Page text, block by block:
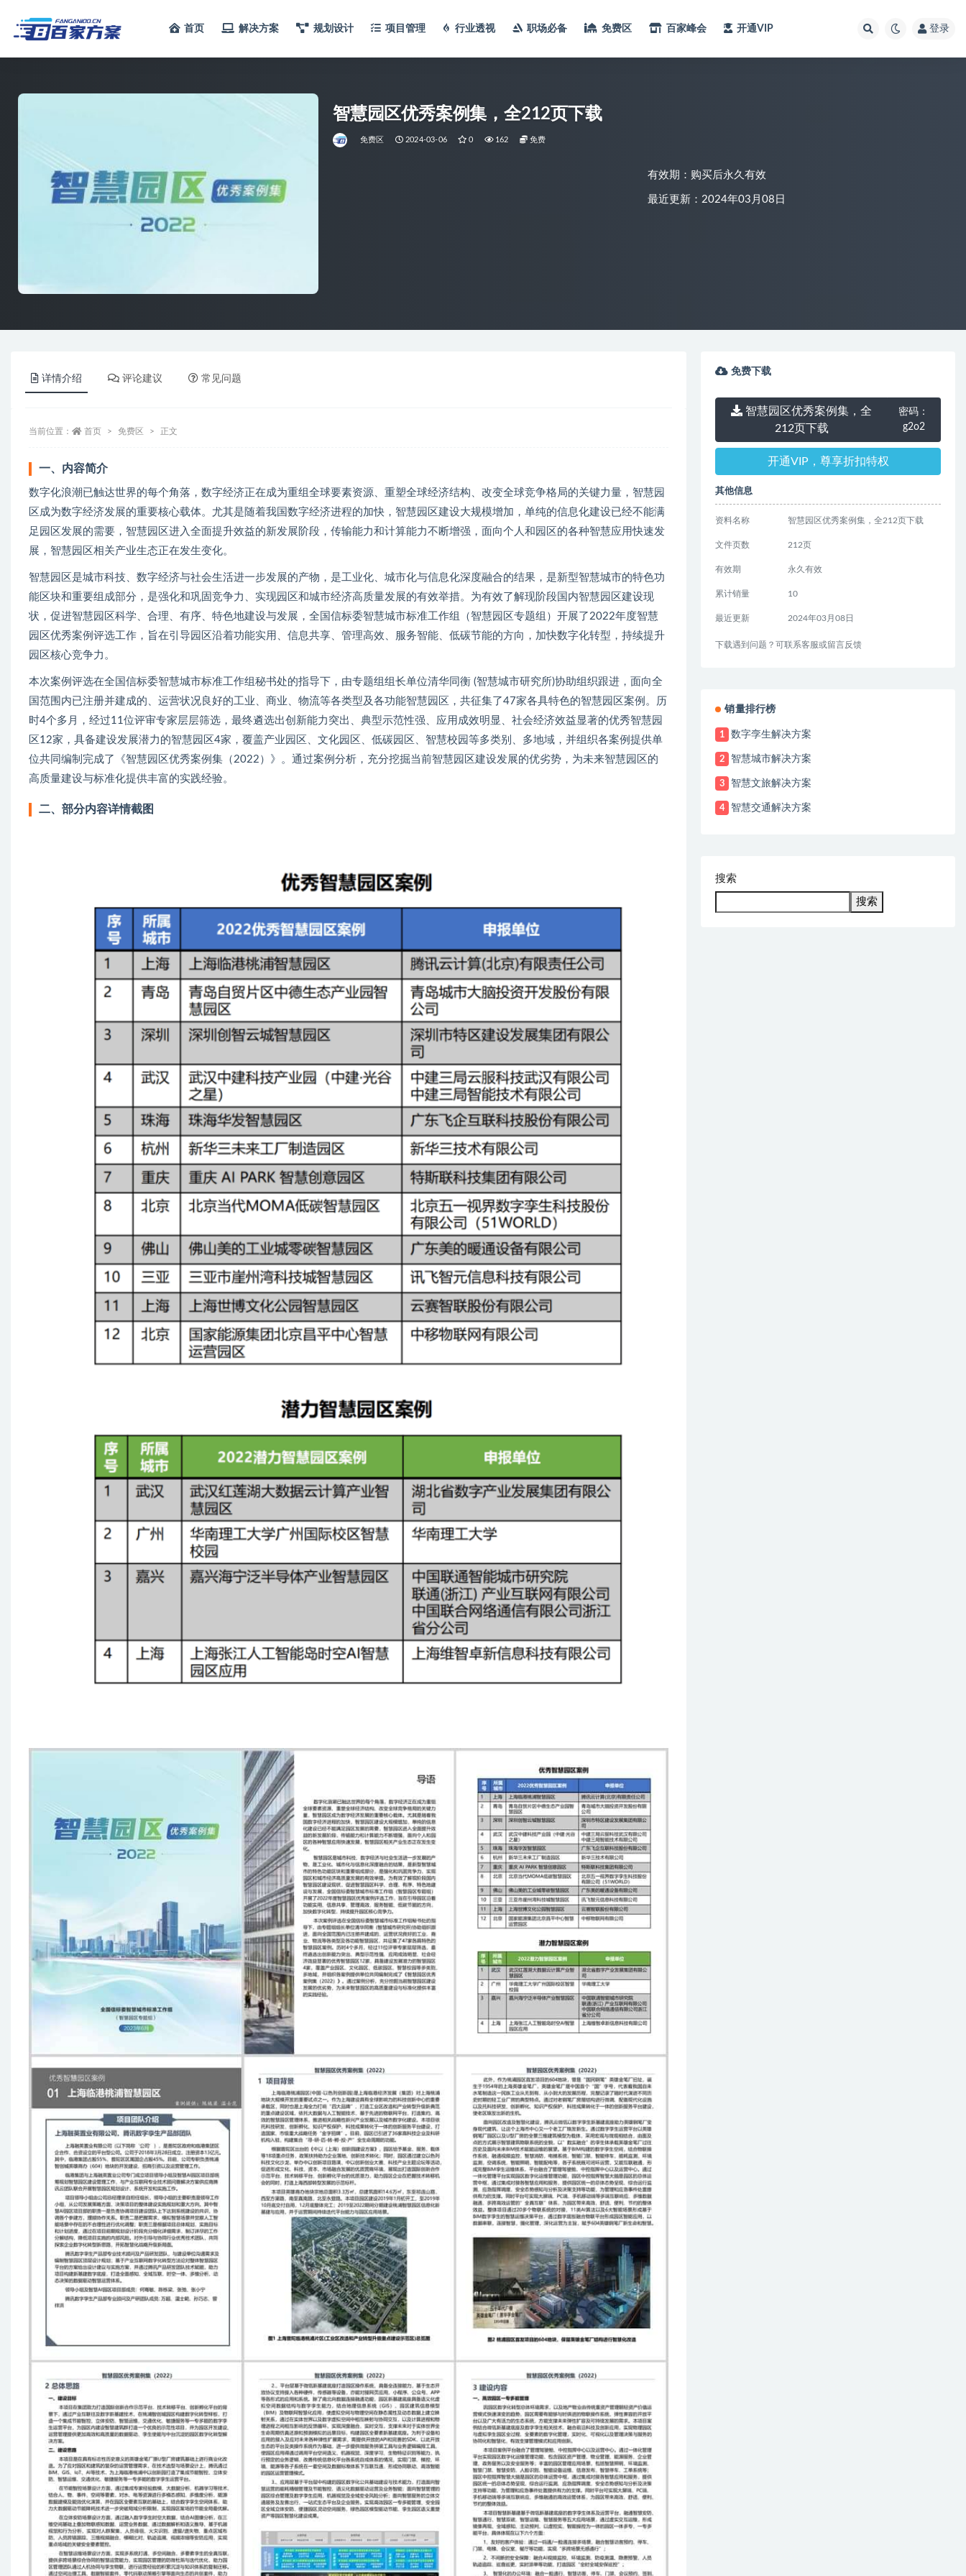
首页 解决方案 规划设计 项目管理 行业透视 职场必备 免费区 百家峰会 开通VIP 登录
智慧园区优秀案例集，全212页下载
免费区 2024-03-06 0 162 免费
有效期：购买后永久有效
最近更新：2024年03月08日
详情介绍 评论建议 常见问题
当前位置： 首页 免费区 正文
一、内容简介
数字化浪潮已触达世界的每个角落，数字经济正在成为重组全球要素资源、重塑全球经济结构、改变全球竞争格局的关键力量，智慧园
区成为数字经济发展的重要核心载体。尤其是随着我国数字经济进程的加快，智慧园区建设大规模增加，单纯的信息化建设已经不能满
足园区发展的需要，智慧园区进入全面提升效益的新发展阶段，传输能力和计算能力不断增强，面向个人和园区的各种智慧应用快速发
展，智慧园区相关产业生态正在发生变化。
智慧园区是城市科技、数字经济与社会生活进一步发展的产物，是工业化、城市化与信息化深度融合的结果，是新型智慧城市的特色功
能区块和重要组成部分，是强化和巩固竞争力、实现园区和城市经济高质量发展的有效举措。为有效了解现阶段国内智慧园区建设现
状，促进智慧园区科学、合理、有序、特色地建设与发展，全国信标委智慧城市标准工作组（智慧园区专题组）开展了2022年度智慧
园区优秀案例评选工作，旨在引导园区沿着功能实用、信息共享、管理高效、服务智能、低碳节能的方向，加快数字化转型，持续提升
园区核心竞争力。
本次案例评选在全国信标委智慧城市标准工作组秘书处的指导下，由专题组组长单位清华同衡 (智慧城市研究所)协助组织跟进，面向全
国范围内已注册并建成的、运营状况良好的工业、商业、物流等各类型及各功能智慧园区，共征集了47家各具特色的智慧园区案例。历
时4个多月，经过11位评审专家层层筛选，最终遴选出创新能力突出、典型示范性强、应用成效明显、社会经济效益显著的优秀智慧园
区12家，具备建设发展潜力的智慧园区4家，覆盖产业园区、文化园区、低碳园区、智慧校园等多类别、多地域，并组织各案例提供单
位共同编制完成了《智慧园区优秀案例集（2022）》。通过案例分析，充分挖掘当前智慧园区建设发展的优劣势，为未来智慧园区的
高质量建设与标准化提供丰富的实践经验。
二、部分内容详情截图
免费下载
智慧园区优秀案例集，全
212页下载
密码：
g2o2
开通VIP，尊享折扣特权
其他信息
资料名称 智慧园区优秀案例集，全212页下载
文件页数 212页
有效期 永久有效
累计销量 10
最近更新 2024年03月08日
下载遇到问题？可联系客服或留言反馈
销量排行榜
1 数字孪生解决方案
2 智慧城市解决方案
3 智慧文旅解决方案
4 智慧交通解决方案
搜索
搜索